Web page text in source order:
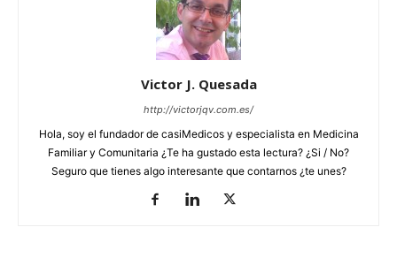
Victor J. Quesada
http://victorjqv.com.es/
Hola, soy el fundador de casiMedicos y especialista en Medicina
Familiar y Comunitaria ¿Te ha gustado esta lectura? ¿Si / No?
Seguro que tienes algo interesante que contarnos ¿te unes?